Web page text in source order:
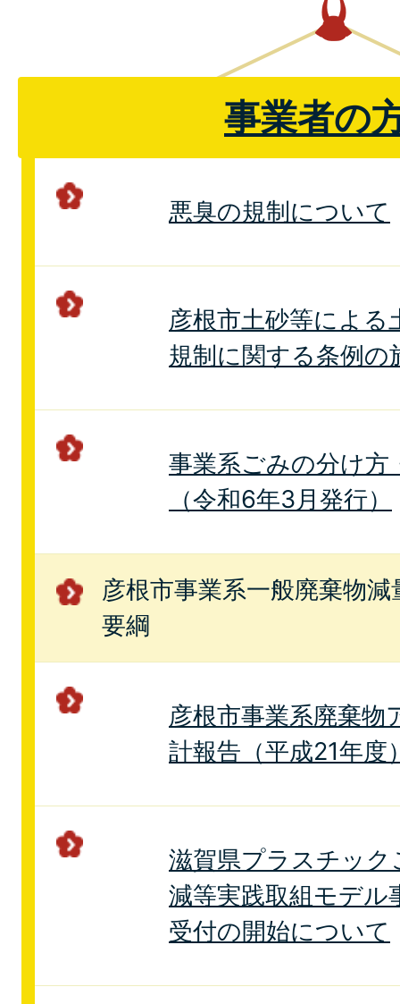
事業者の
悪臭の規制について
彦根市土砂等による
規制に関する条例の
事業系ごみの分け方
（令和6年3月発行）
彦根市事業系一般廃棄物
要綱
彦根市事業系廃棄物
計報告（平成21年度
滋賀県プラスチッ
減等実践取組モデル
受付の開始について